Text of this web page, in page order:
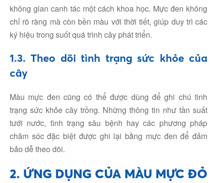
không gian canh tác một cách khoa học. Mực đen không
chỉ rõ ràng mà còn bền màu với thời tiết, giúp duy trì các
ký hiệu trong suốt quá trình cây phát triển.
1.3. Theo dõi tình trạng sức khỏe của
cây
Màu mực đen cũng có thể được dùng để ghi chú tình
trạng sức khỏe cây trồng. Những thông tin như tần suất
tưới nước, tình trạng sâu bệnh hay các phương pháp
chăm sóc đặc biệt được ghi lại bằng mực đen để đảm
bảo dễ theo dõi.
2. ỨNG DỤNG CỦA MÀU MỰC ĐỎ